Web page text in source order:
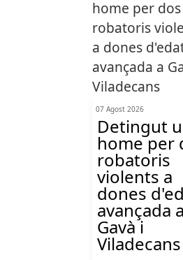
07 Agost 2026
Detingut
home per
robatoris
violents a
dones
avançada a
Gavà i
Viladecans